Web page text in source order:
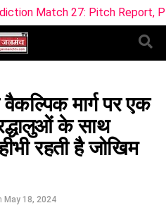
Pitch Report, Playing XI &
मार्ग पर एक
के साथ
रहती है जोखिम
May 18, 2024